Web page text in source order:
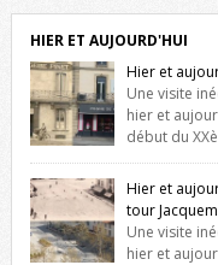
l’histoire de la
Petit retour sur l’histoire […]
HIER ET AUJOURD'HUI
Hier et
Une visite
hier et
début du
prises exactement dans le
Jaurès et de l’avenue
boulangerie Jules Pinet est
Hier et
tour
Une visite
hier et